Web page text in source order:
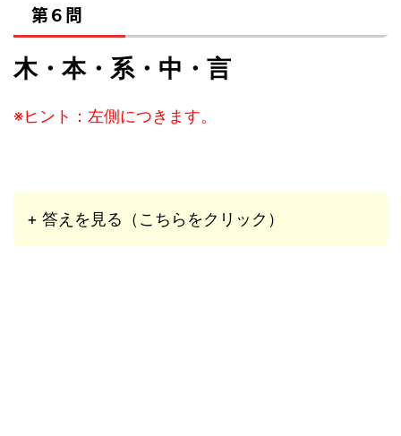
第６問
木・本・系・中・言
※ヒント：左側につきます。
+ 答えを見る（こちらをクリック）